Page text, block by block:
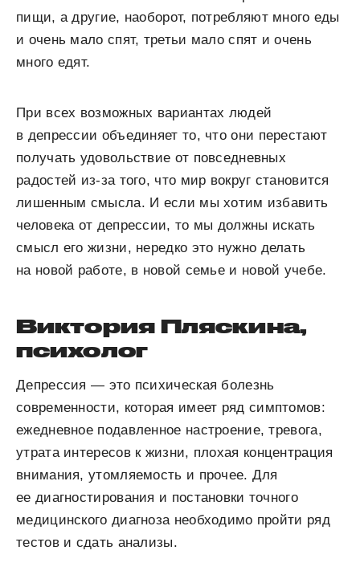
пищи, а другие, наоборот, потребляют много еды
и очень мало спят, третьи мало спят и очень
много едят.
При всех возможных вариантах людей
в депрессии объединяет то, что они перестают
получать удовольствие от повседневных
радостей из-за того, что мир вокруг становится
лишенным смысла. И если мы хотим избавить
человека от депрессии, то мы должны искать
смысл его жизни, нередко это нужно делать
на новой работе, в новой семье и новой учебе.
Виктория Пляскина,
психолог
Депрессия — это психическая болезнь
современности, которая имеет ряд симптомов:
ежедневное подавленное настроение, тревога,
утрата интересов к жизни, плохая концентрация
внимания, утомляемость и прочее. Для
ее диагностирования и постановки точного
медицинского диагноза необходимо пройти ряд
тестов и сдать анализы.